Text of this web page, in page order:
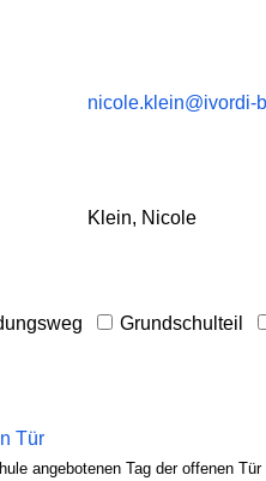
nicole.klein@ivordi-
Klein, Nicole
Grundschulteil
Tür
angebotenen Tag der offenen